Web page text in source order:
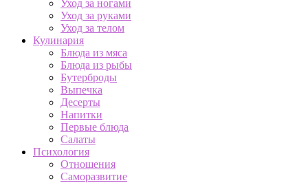
Уход за ногами
Уход за руками
Уход за телом
Кулинария
Блюда из мяса
Блюда из рыбы
Бутерброды
Выпечка
Десерты
Напитки
Первые блюда
Салаты
Психология
Отношения
Саморазвитие